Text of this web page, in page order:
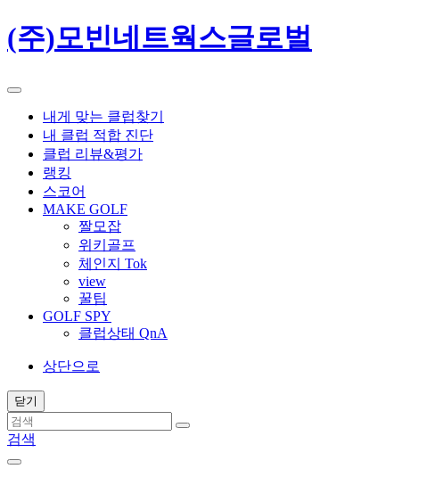
(주)모빈네트웍스글로벌
내게 맞는 클럽찾기
내 클럽 적합 진단
클럽 리뷰&평가
랭킹
스코어
MAKE GOLF
짤모잡
위키골프
체인지 Tok
view
꿀팁
GOLF SPY
클럽상태 QnA
상단으로
닫기
검색